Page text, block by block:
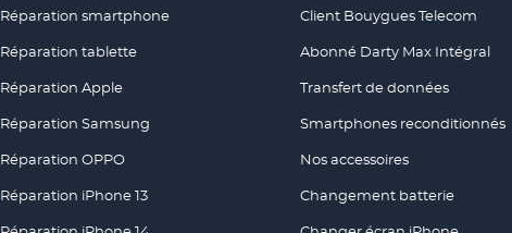
dans
une
nouvelle
Réparation smartphone
(ouvre
dans
une
nouvelle
Réparation tablette
(ouvre
dans
une
nouvelle
Réparation Apple
(ouvre
dans
une
nouvelle
Réparation Samsung
(ouvre
dans
une
nouvelle
Réparation OPPO
(ouvre
dans
une
nouvelle
Réparation iPhone 13
(ouvre
dans
dans
nouvelle
Client Bouygues Telecom
(ouvre
dans
nouvelle
Abonné Darty Max Intégral
(ouvre
dans
nouvelle
Transfert de données
(ouvre
dans
nouvelle
Smartphones reconditionnés
(ouvre
dans
nouvelle
Nos accessoires
(ouvre
dans
nouvelle
Changement batterie
(ouvre
dans